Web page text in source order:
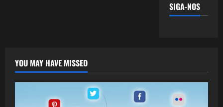
SIGA-NOS
YOU MAY HAVE MISSED